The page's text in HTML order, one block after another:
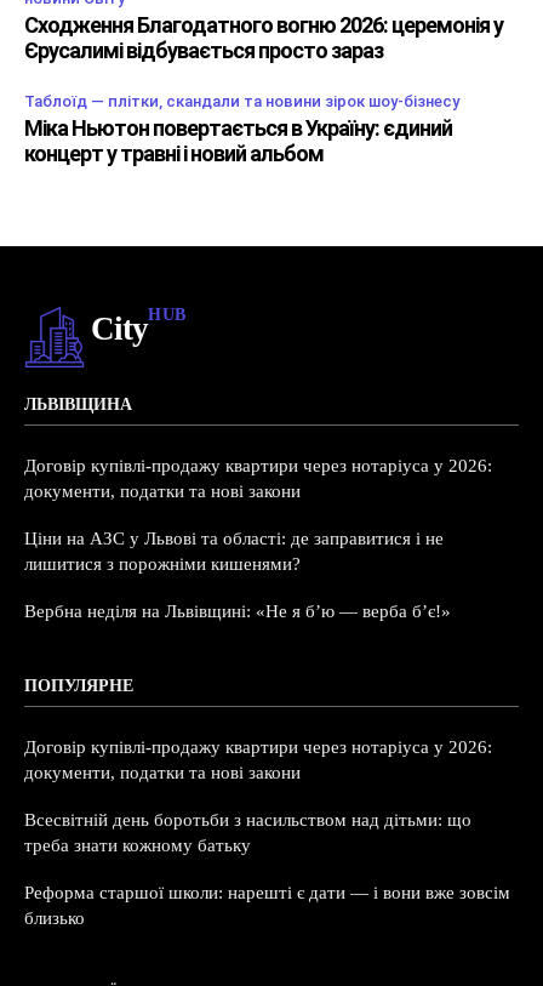
Сходження Благодатного вогню 2026: церемонія у
Єрусалимі відбувається просто зараз
Таблоїд — плітки, скандали та новини зірок шоу-бізнесу
Міка Ньютон повертається в Україну: єдиний
концерт у травні і новий альбом
CityHUB
ЛЬВІВЩИНА
Договір купівлі-продажу квартири через нотаріуса у 2026:
документи, податки та нові закони
Ціни на АЗС у Львові та області: де заправитися і не
лишитися з порожніми кишенями?
Вербна неділя на Львівщині: «Не я б’ю — верба б’є!»
ПОПУЛЯРНЕ
Договір купівлі-продажу квартири через нотаріуса у 2026:
документи, податки та нові закони
Всесвітній день боротьби з насильством над дітьми: що
треба знати кожному батьку
Реформа старшої школи: нарешті є дати — і вони вже зовсім
близько